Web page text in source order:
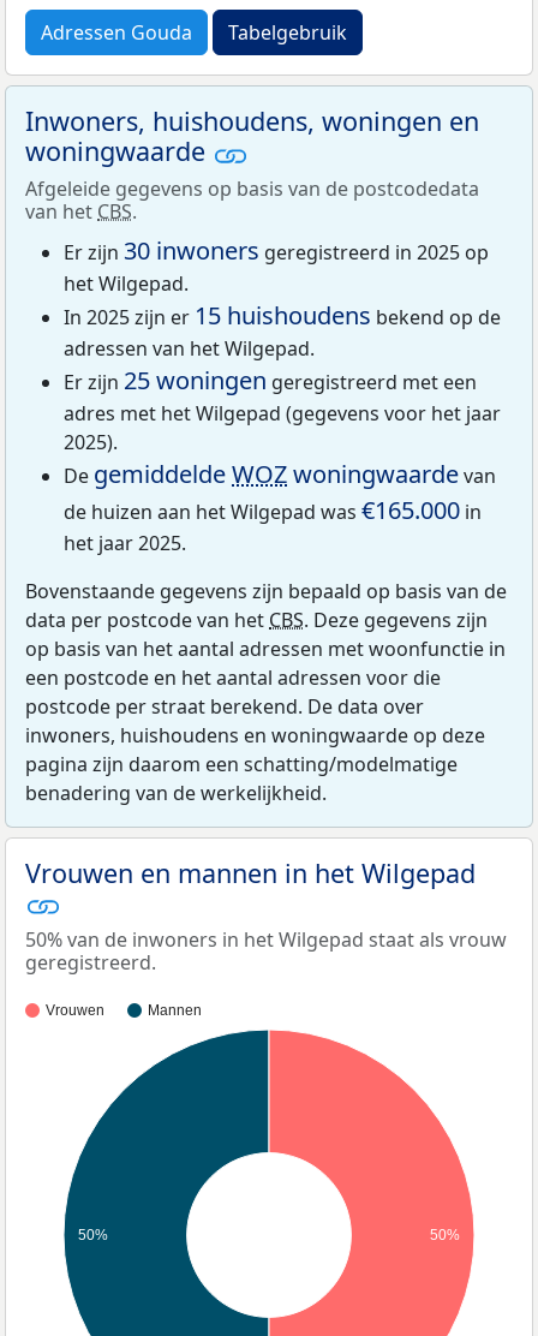
Adressen Gouda Tabelgebruik
Inwoners, huishoudens, woningen en
woningwaarde
Afgeleide gegevens op basis van de postcodedata
van het CBS.
Er zijn 30 inwoners geregistreerd in 2025 op
het Wilgepad.
In 2025 zijn er 15 huishoudens bekend op de
adressen van het Wilgepad.
Er zijn 25 woningen geregistreerd met een
adres met het Wilgepad (gegevens voor het jaar
2025).
De gemiddeldeWOZwoningwaardevan
de huizen aan het Wilgepad was €165.000 in
het jaar 2025.
Bovenstaande gegevens zijn bepaald op basis van de
data per postcode van het CBS. Deze gegevens zijn
op basis van het aantal adressen met woonfunctie in
een postcode en het aantal adressen voor die
postcode per straat berekend. De data over
inwoners, huishoudens en woningwaarde op deze
pagina zijn daarom een schatting/modelmatige
benadering van de werkelijkheid.
Vrouwen en mannen in het Wilgepad
50% van de inwoners in het Wilgepad staat als vrouw
geregistreerd.
Vrouwen Mannen
50% 50%